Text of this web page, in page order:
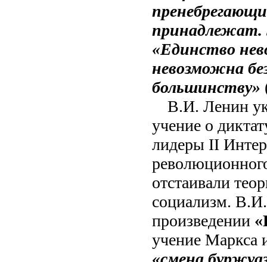
принадлежат.
«Единство
невозможна
большинству»
В.И. Ленин
учение о
лидеры ІІ
отстаивали
социализм.
произведении
учение Маркса